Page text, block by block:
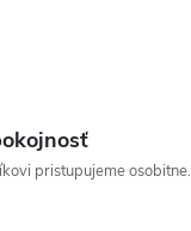
pristupujeme osobitne.